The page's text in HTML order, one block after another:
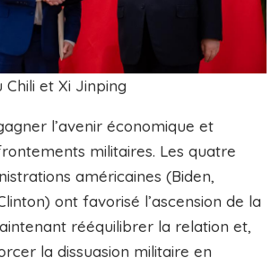
et Xi Jinping
l’avenir économique et
militaires. Les quatre
américaines (Biden,
ont favorisé l’ascension de la
rééquilibrer la relation et,
la dissuasion militaire en